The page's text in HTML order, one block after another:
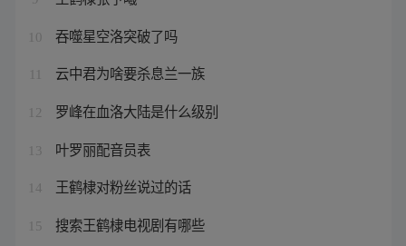
10 吞噬星空洛突破了吗
云中君为啥要杀息兰一族
12 罗峰在血洛大陆是什么级别
13 叶罗丽配音员表
14 王鹤棣对粉丝说过的话
15 搜索王鹤棣电视剧有哪些